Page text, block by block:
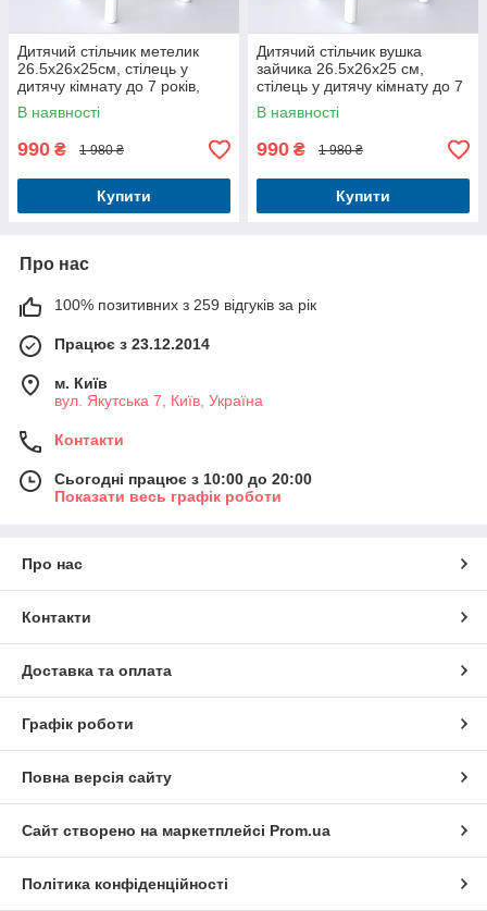
Дитячий стільчик метелик
26.5х26х25см, стілець у
дитячу кімнату до 7 років,
білий з фіолетовим
В наявності
990 ₴ 1 980 ₴
Купити
Дитячий стільчик вушка
зайчика 26.5х26х25 см,
стілець у дитячу кімнату до 7
років, білий
В наявності
990 ₴ 1 980 ₴
Купити
Про нас
100% позитивних з 259 відгуків за рік
Працює з 23.12.2014
м. Київ
вул. Якутська 7, Київ, Україна
Контакти
Сьогодні працює з 10:00 до 20:00
Показати весь графік роботи
Про нас
Контакти
Доставка та оплата
Графік роботи
Повна версія сайту
Сайт створено на маркетплейсі Prom.ua
Політика конфіденційності